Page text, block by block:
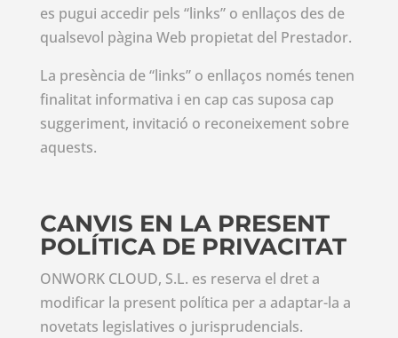
es pugui accedir pels “links” o enllaços des de
qualsevol pàgina Web propietat del Prestador.
La presència de “links” o enllaços només tenen
finalitat informativa i en cap cas suposa cap
suggeriment, invitació o reconeixement sobre
aquests.
CANVIS EN LA PRESENT
POLÍTICA DE PRIVACITAT
ONWORK CLOUD, S.L. es reserva el dret a
modificar la present política per a adaptar-la a
novetats legislatives o jurisprudencials.